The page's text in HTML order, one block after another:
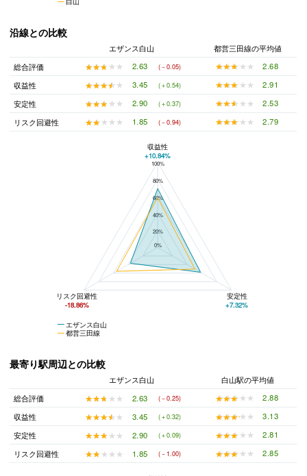
沿線との比較
エザンス白山
都営三田線の平均値
総合評価
★★★★★
★★★★★ 2.63 (－0.05) ★★★★★
★★★★★
2.68
収益性
★★★★★
★★★★★ 3.45 (＋0.54) ★★★★★
★★★★★
2.91
安定性
★★★★★
★★★★★ 2.90 (＋0.37) ★★★★★
★★★★★
2.53
リスク回避性
★★★★★
★★★★★ 1.85 (－0.94) ★★★★★
★★★★★ 2.79
エザンス白山と都営三田線の平均値の総合評価の比較
100%
80%
60%
40%
20%
0%
エザンス白山
都営三田線
収益性
+10.84%
リスク回避性
-18.86%
安定性
+7.32%
最寄り駅周辺との比較
エザンス白山
白山駅の平均値
総合評価
★★★★★
★★★★★ 2.63 (－0.25) ★★★★★
★★★★★
2.88
収益性
★★★★★
★★★★★ 3.45 (＋0.32) ★★★★★
★★★★★
3.13
安定性
★★★★★
★★★★★ 2.90 (＋0.09) ★★★★★
★★★★★
2.81
リスク回避性
★★★★★
★★★★★ 1.85 (－1.00) ★★★★★
★★★★★ 2.85